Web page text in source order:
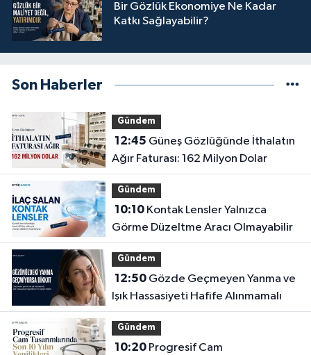
Bir Gözlük Ekonomiye Ne Kadar
Katkı Sağlayabilir?
Son Haberler
Gündem
12:45
Ağır Faturası: 162 Milyon Dolar
Gündem
10:10Kontak Lensler Yalnızca
Görme Düzeltme Aracı Olmayabilir
Gündem
12:50Gözde Geçmeyen Yanma ve
Işık Hassasiyeti Hafife Alınmamalı
Gündem
10:20Progresif Cam